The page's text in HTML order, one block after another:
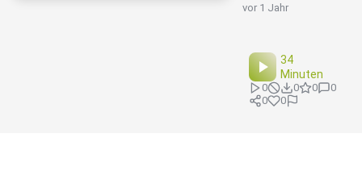
vor 1 Jahr
34
Minuten
0 0 0
0
0
0